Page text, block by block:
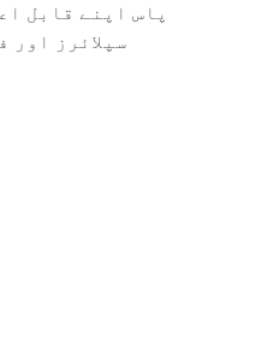
پاس اپنے قابل
سپلائرز اور